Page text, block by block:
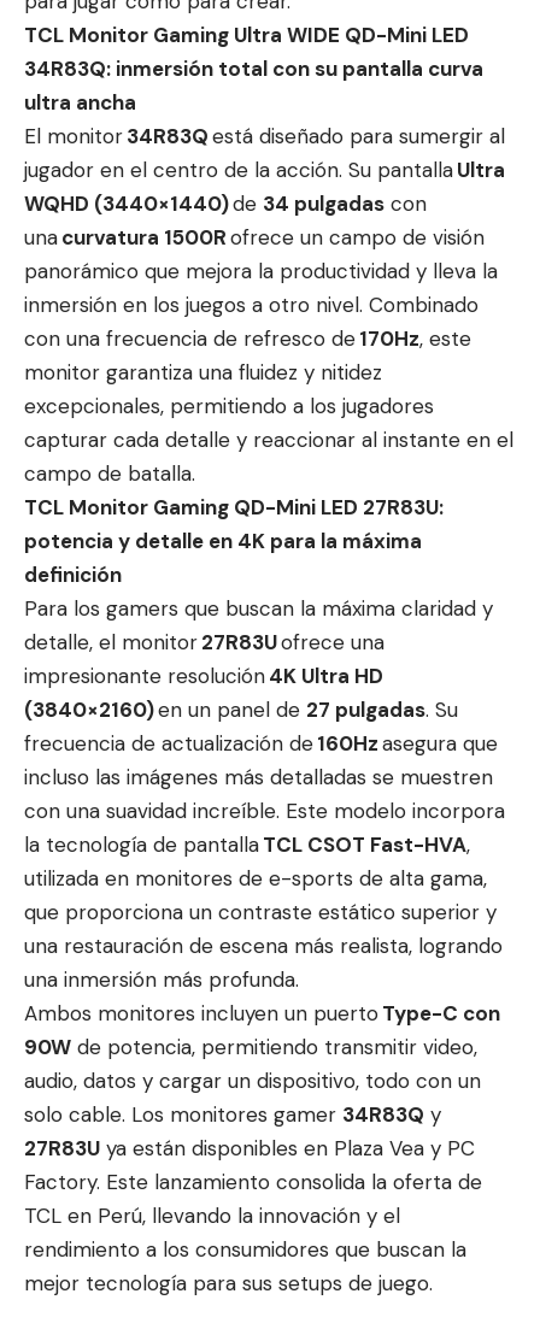
TCL Monitor Gaming Ultra WIDE QD-Mini LED
34R83Q: inmersión total con su pantalla curva
ultra ancha
El monitor34R83Qestá diseñado para sumergir al
jugador en el centro de la acción. Su pantallaUltra
WQHD (3440×1440)de 34 pulgadas con
unacurvatura 1500Rofrece un campo de visión
panorámico que mejora la productividad y lleva la
inmersión en los juegos a otro nivel. Combinado
con una frecuencia de refresco de170Hz, este
monitor garantiza una fluidez y nitidez
excepcionales, permitiendo a los jugadores
capturar cada detalle y reaccionar al instante en el
campo de batalla.
TCL Monitor Gaming QD-Mini LED 27R83U:
potencia y detalle en 4K para la máxima
definición
Para los gamers que buscan la máxima claridad y
detalle, el monitor27R83Uofrece una
impresionante resolución4K Ultra HD
(3840×2160)en un panel de 27 pulgadas. Su
frecuencia de actualización de160Hzasegura que
incluso las imágenes más detalladas se muestren
con una suavidad increíble. Este modelo incorpora
la tecnología de pantallaTCL CSOT Fast-HVA,
utilizada en monitores de e-sports de alta gama,
que proporciona un contraste estático superior y
una restauración de escena más realista, logrando
una inmersión más profunda.
Ambos monitores incluyen un puertoType-C con
90W de potencia, permitiendo transmitir video,
audio, datos y cargar un dispositivo, todo con un
solo cable. Los monitores gamer 34R83Q y
27R83U ya están disponibles en Plaza Vea y PC
Factory. Este lanzamiento consolida la oferta de
TCL en Perú, llevando la innovación y el
rendimiento a los consumidores que buscan la
mejor tecnología para sus setups de juego.